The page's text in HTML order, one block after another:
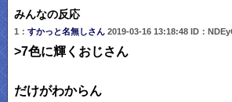
みんなの反応
1： すかっと名無しさん 2019-03-16 13:18:48 ID：
>7色に輝くおじさん
だけがわからん